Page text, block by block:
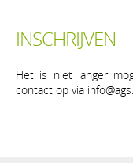
INSCHRIJVEN
Het is niet langer
contact op via